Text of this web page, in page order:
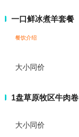
一口鲜冰煮羊套餐
餐饮介绍
大小同价
1盘草原牧区牛肉卷
大小同价